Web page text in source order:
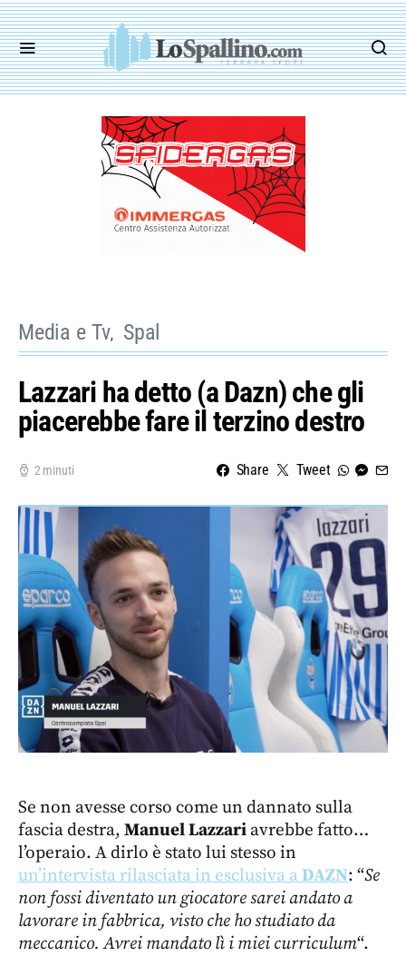
Media e Tv Spal
Lazzari ha detto (a Dazn) che gli
piacerebbe fare il terzino destro
2 minuti Share Tweet
Se non avesse corso come un dannato sulla
fascia destra, Manuel Lazzari avrebbe fatto…
l’operaio. A dirlo è stato lui stesso in
un’intervista rilasciata in esclusiva aDAZN: “Se
non fossi diventato un giocatore sarei andato a
lavorare in fabbrica, visto che ho studiato da
meccanico. Avrei mandato lì i miei curriculum“.